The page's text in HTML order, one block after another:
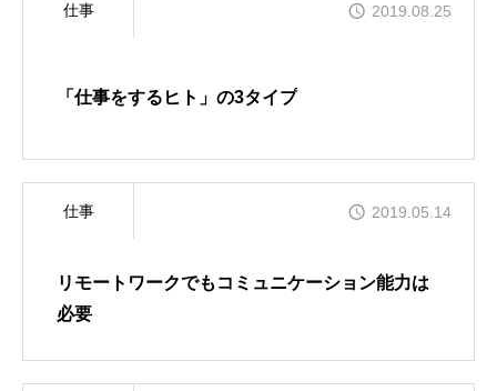
仕事 2019.08.25
「仕事をするヒト」の3タイプ
仕事 2019.05.14
リモートワークでもコミュニケーション能力は
必要